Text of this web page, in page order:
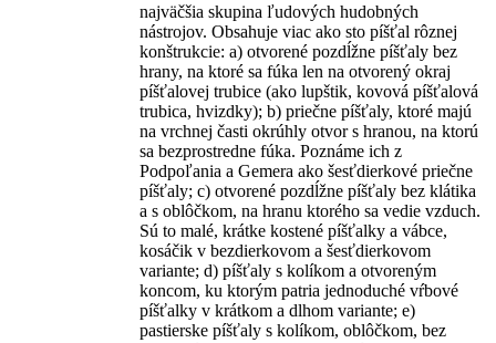
najväčšia skupina ľudových hudobných
nástrojov. Obsahuje viac ako sto píšťal rôznej
konštrukcie: a) otvorené pozdĺžne píšťaly bez
hrany, na ktoré sa fúka len na otvorený okraj
píšťalovej trubice (ako lupštik, kovová píšťalová
trubica, hvizdky); b) priečne píšťaly, ktoré majú
na vrchnej časti okrúhly otvor s hranou, na ktorú
sa bezprostredne fúka. Poznáme ich z
Podpoľania a Gemera ako šesťdierkové priečne
píšťaly; c) otvorené pozdĺžne píšťaly bez klátika
a s oblôčkom, na hranu ktorého sa vedie vzduch.
Sú to malé, krátke kostené píšťalky a vábce,
kosáčik v bezdierkovom a šesťdierkovom
variante; d) píšťaly s kolíkom a otvoreným
koncom, ku ktorým patria jednoduché vŕbové
píšťalky v krátkom a dlhom variante; e)
pastierske píšťaly s kolíkom, oblôčkom, bez